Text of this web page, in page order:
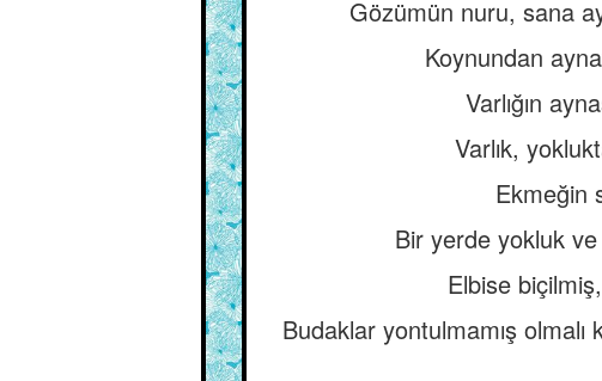
Gözümün nuru, sana
Koynundan
Varlığın
Varlık,
Ekmeğin
Bir yerde yokluk
Elbise
Budaklar yontulmamış